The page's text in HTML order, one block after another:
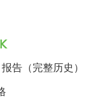
告（完整历史）